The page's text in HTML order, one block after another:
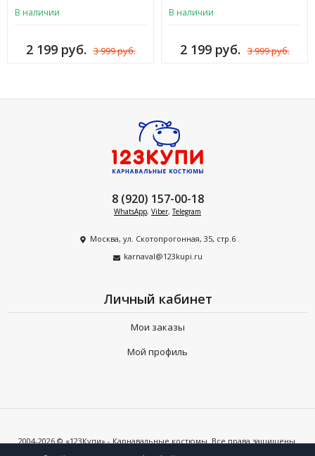
В наличии
2 199 руб. 3 999 руб.
В наличии
2 199 руб. 3 999 руб.
8 (920) 157-00-18
WhatsApp, Viber,Telegram
Москва, ул. Скотопрогонная, 35, стр.6
karnaval@123kupi.ru
Личный кабинет
Мои заказы
Мой профиль
2004-2026 © «123Купи» - Карнавальные костюмы. Все права защищены.